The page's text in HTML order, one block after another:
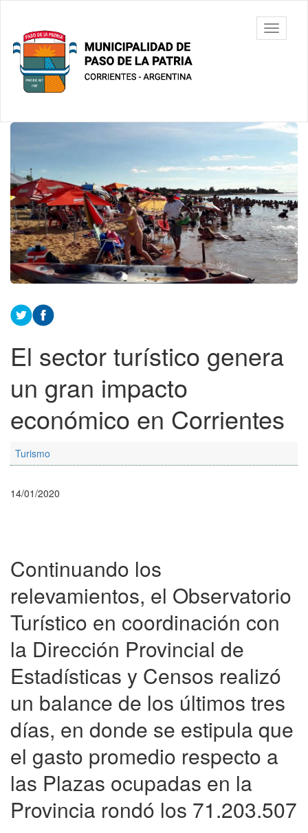
contenido
principal
Municipalidad
de Paso De
La Patria
barra
Contenido
principal
El sector turístico genera
un gran impacto
económico en Corrientes
Turismo
14/01/2020
Continuando los
relevamientos, el Observatorio
Turístico en coordinación con
la Dirección Provincial de
Estadísticas y Censos realizó
un balance de los últimos tres
días, en donde se estipula que
el gasto promedio respecto a
las Plazas ocupadas en la
Provincia rondó los 71.203.507